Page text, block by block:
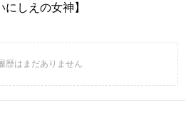
にしえの女神】